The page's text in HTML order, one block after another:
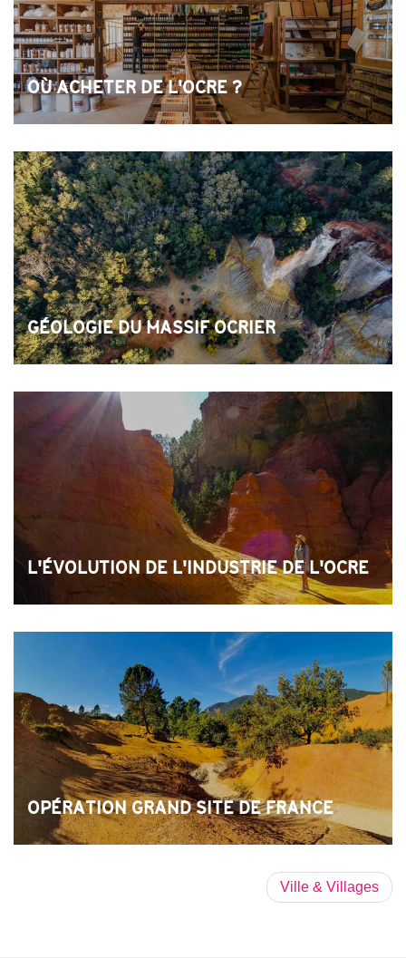
OÙ ACHETER DE L'OCRE ?
GÉOLOGIE DU MASSIF OCRIER
L'ÉVOLUTION DE L'INDUSTRIE DE L'OCRE
OPÉRATION GRAND SITE DE FRANCE
Ville & Villages